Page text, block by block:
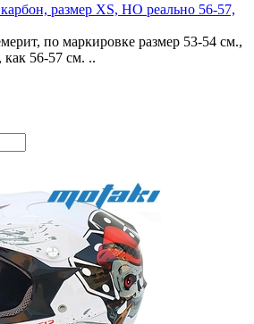
размер XS, НО реально 56-57,
по маркировке размер 53-54 см.,
56-57 см. ..